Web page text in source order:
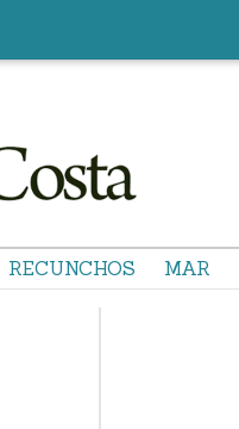
RECUNCHOS MAR